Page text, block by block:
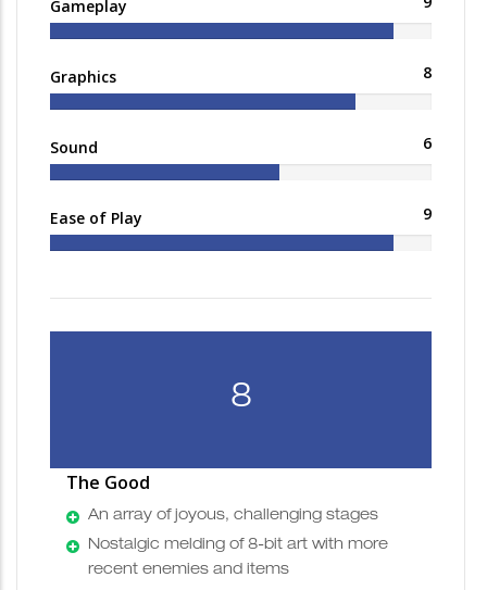
Gameplay
Graphics 8
Sound 6
Ease of Play 9
8
The Good
An array of joyous, challenging stages
Nostalgic melding of 8-bit art with more
recent enemies and items